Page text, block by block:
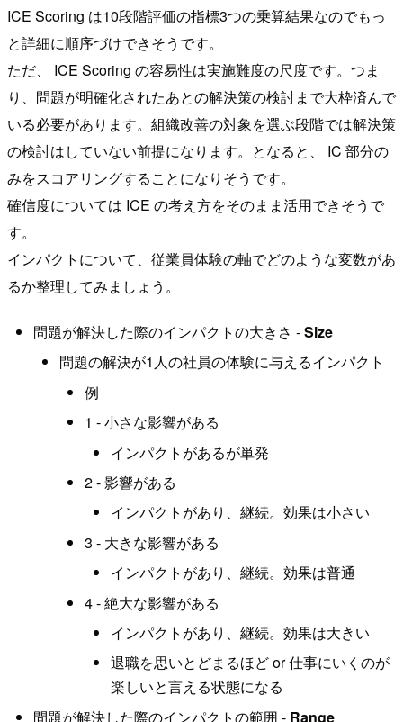
ICE Scoring は10段階評価の指標3つの乗算結果なのでもっ
と詳細に順序づけできそうです。
ただ、 ICE Scoring の容易性は実施難度の尺度です。つま
り、問題が明確化されたあとの解決策の検討まで大枠済んで
いる必要があります。組織改善の対象を選ぶ段階では解決策
の検討はしていない前提になります。となると、 IC 部分の
みをスコアリングすることになりそうです。
確信度については ICE の考え方をそのまま活用できそうで
す。
インパクトについて、従業員体験の軸でどのような変数があ
るか整理してみましょう。
問題が解決した際のインパクトの大きさ -Size
問題の解決が1人の社員の体験に与えるインパクト
例
1 - 小さな影響がある
インパクトがあるが単発
2 - 影響がある
インパクトがあり、継続。効果は小さい
3 - 大きな影響がある
インパクトがあり、継続。効果は普通
4 - 絶大な影響がある
インパクトがあり、継続。効果は大きい
退職を思いとどまるほど or 仕事にいくのが
楽しいと言える状態になる
問題が解決した際のインパクトの範囲 - Range